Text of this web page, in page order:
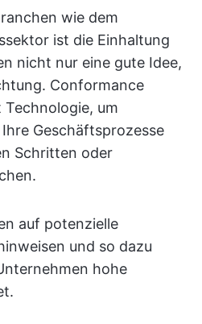
wie dem
ist die Einhaltung
nicht nur eine gute Idee,
Conformance
um
Geschäftsprozesse
Schritten oder
auf potenzielle
und so dazu
hohe